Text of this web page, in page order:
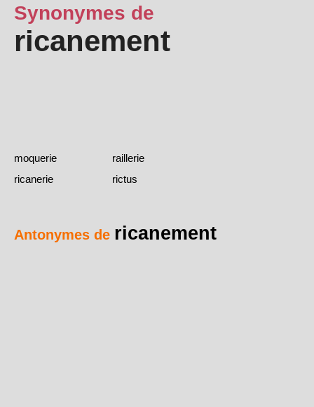
Synonymes de
ricanement
moquerie
raillerie
ricanerie
rictus
Antonymes de ricanement